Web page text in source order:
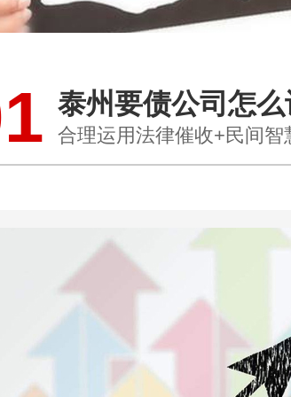
泰州要债公司怎么
合理运用法律催收+民间智